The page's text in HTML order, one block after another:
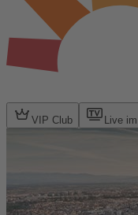
VIP Club Live